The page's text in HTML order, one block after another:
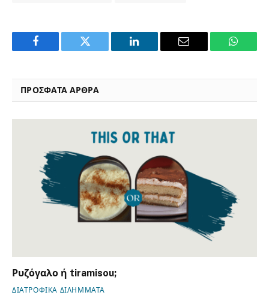
Facebook Twitter LinkedIn Email
ΠΡΟΣΦΑΤΑ ΑΡΘΡΑ
Ρυζόγαλο ή tiramisou;
ΔΙΑΤΡΟΦΙΚΑ ΔΙΛΗΜΜΑΤΑ